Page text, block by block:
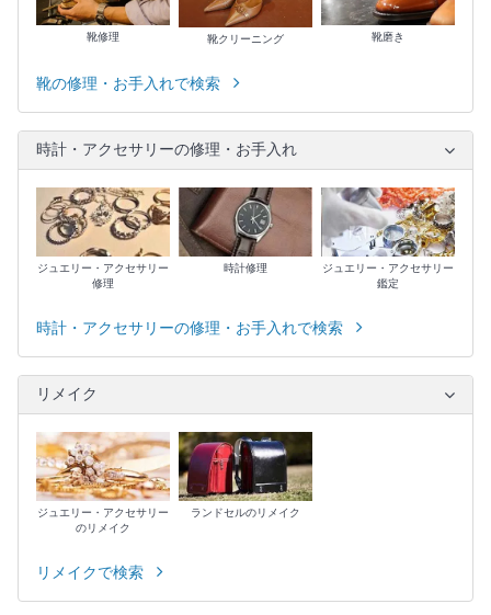
靴修理 靴クリーニング 靴磨き
靴の修理・お手入れで検索
時計・アクセサリーの修理・お手入れ
ジュエリー・アクセサリー
修理
時計修理
ジュエリー・アクセサリー
鑑定
時計・アクセサリーの修理・お手入れで検索
リメイク
ジュエリー・アクセサリー
のリメイク
ランドセルのリメイク
リメイクで検索